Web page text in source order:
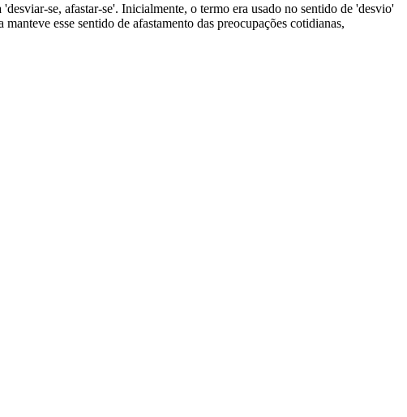
se, afastar-se'. Inicialmente, o termo era usado no sentido de 'desvio'
esse sentido de afastamento das preocupações cotidianas,